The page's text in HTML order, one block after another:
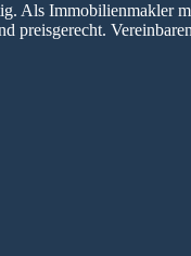
Als
preisgerecht.